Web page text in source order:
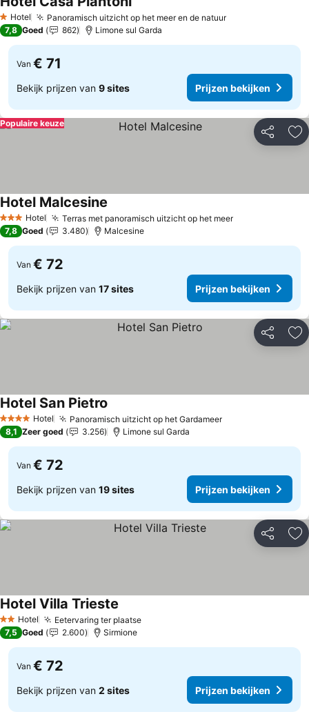
1 Sterren
Hotel Panoramisch uitzicht op het meer en de natuur
7,8 Goed 862 Limone sul Garda
Van € 71
Bekijk prijzen van 9 sites Prijzen bekijken
Delen
Populaire keuze
3 SterrenHotel Terras met panoramisch uitzicht op het meer
Hotel Malcesine
7,8 Goed 3.480 Malcesine
Van € 72
Bekijk prijzen van 17 sites Prijzen bekijken
Delen
4 SterrenHotel Panoramisch uitzicht op het Gardameer
Hotel San Pietro
8,1 Zeer goed 3.256 Limone sul Garda
Van € 72
Bekijk prijzen van 19 sites Prijzen bekijken
Delen
2 Sterren
Hotel Eetervaring ter plaatse
Hotel Villa Trieste
7,5 Goed 2.600 Sirmione
Van € 72
Bekijk prijzen van 2 sites Prijzen bekijken